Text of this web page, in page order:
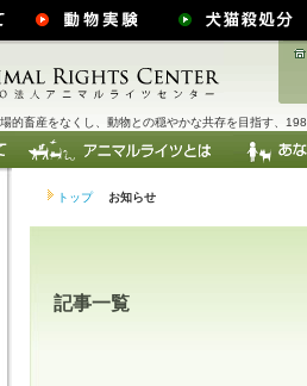
的畜産をなくし、動物との穏やかな共存を目指す、
トップ お知らせ
記事一覧